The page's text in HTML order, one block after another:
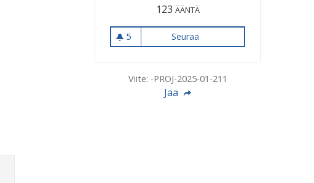
123 ÄÄNTÄ
5
5 seuraajaa
Seuraa
Viite: -PROJ-2025-01-211
Jaa